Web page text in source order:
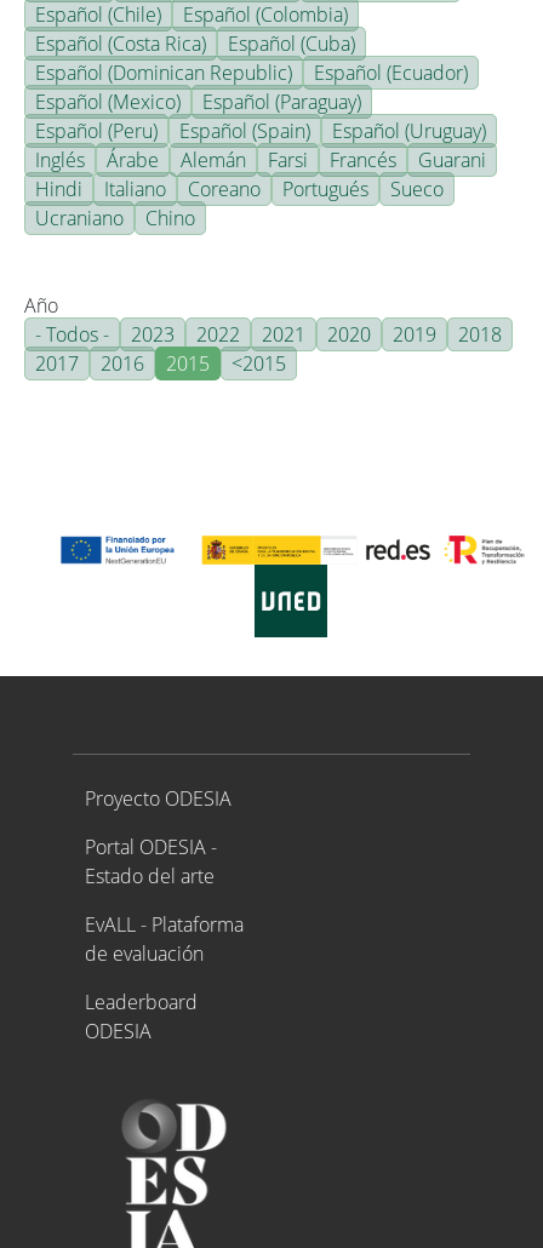
Español (Chile)
Español (Colombia)
Español (Costa Rica)
Español (Cuba)
Español (Dominican Republic)
Español (Ecuador)
Español (Mexico)
Español (Paraguay)
Español (Peru)
Español (Spain)
Español (Uruguay)
Inglés
Árabe Alemán Farsi Francés
Guarani
Hindi
Italiano Coreano Portugués
Sueco
Ucraniano
Chino
Año
- Todos -
2023 2022 2021 2020 2019
2018
2017
2016 2015 <2015
Proyecto ODESIA
Proyecto ODESIA
Portal ODESIA -
Estado del arte
EvALL - Plataforma
de evaluación
Leaderboard
ODESIA